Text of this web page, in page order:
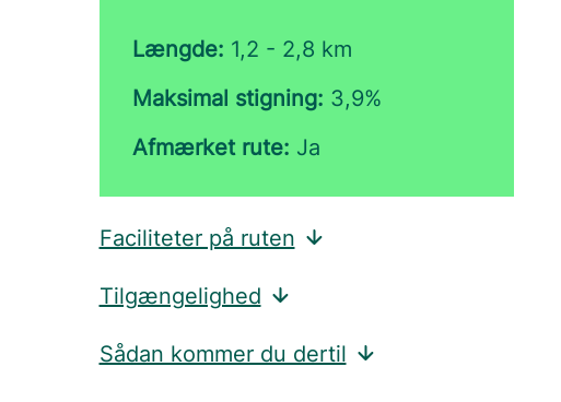
Længde: 1,2 - 2,8 km
Maksimal stigning: 3,9%
Afmærket rute: Ja
Faciliteter på ruten
Tilgængelighed
Sådan kommer du dertil